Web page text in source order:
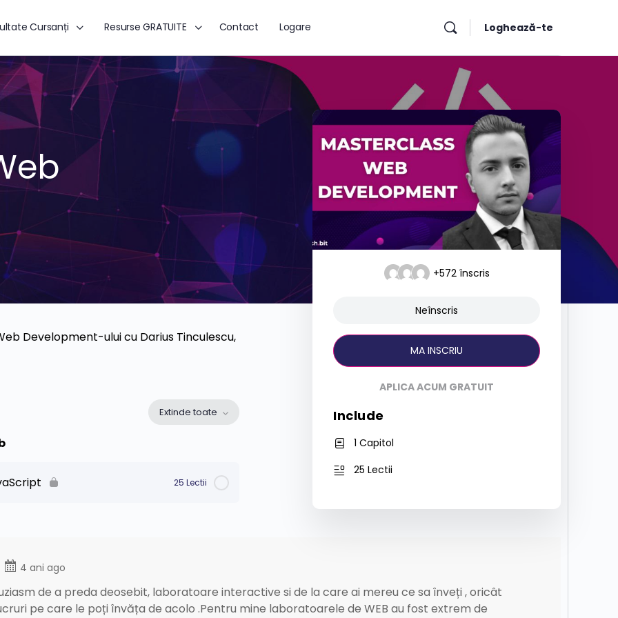
Cursanți Resurse GRATUITE Contact Logare Loghează-te
Development-ului cu Darius Tinculescu,
Extinde toate
25 Lectii
#1
#2
+572 înscris
Neînscris
MA INSCRIU
APLICA ACUM GRATUIT
Include
1 Capitol
25 Lectii
4 ani ago
de a preda deosebit, laboratoare interactive si de la care ai mereu ce sa înveți , oricât
pe care le poți învăța de acolo .Pentru mine laboratoarele de WEB au fost extrem de